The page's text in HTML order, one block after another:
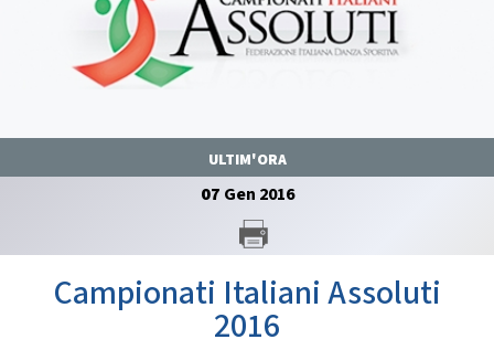
AREA SPORT
AREA TECNICA
GARE
ULTIM'ORA
07 Gen 2016
Campionati Italiani Assoluti
2016